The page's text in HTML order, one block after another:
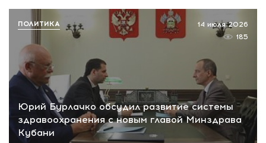
Юрий Бурлачко обсудил развитие системы
здравоохранения с новым главой Минздрава
Кубани
14 июля 2026
185
ПОЛИТИКА